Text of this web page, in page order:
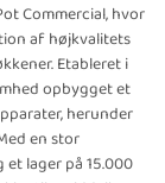
Commercial, hvor
af højkvalitets
Etableret i
opbygget et
herunder
en stor
lager på 15.000